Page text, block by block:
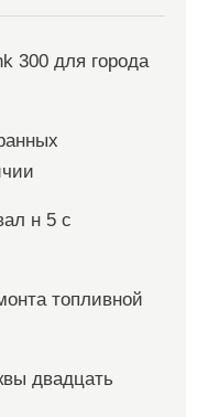
300 для города
н 5 с
топливной
двадцать